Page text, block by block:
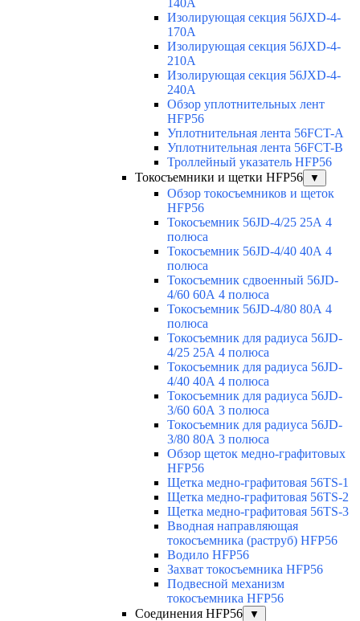
Изолирующая секция 56JXD-4-
170A
Изолирующая секция 56JXD-4-
210A
Изолирующая секция 56JXD-4-
240A
Обзор уплотнительных лент
HFP56
Уплотнительная лента 56FCT-A
Уплотнительная лента 56FCT-B
Троллейный указатель HFP56
Токосъемники и щетки HFP56
▼
Обзор токосъемников и щеток
HFP56
Токосъемник 56JD-4/25 25А 4
полюса
Токосъемник 56JD-4/40 40А 4
полюса
Токосъемник сдвоенный 56JD-
4/60 60А 4 полюса
Токосъемник 56JD-4/80 80А 4
полюса
Токосъемник для радиуса 56JD-
4/25 25А 4 полюса
Токосъемник для радиуса 56JD-
4/40 40А 4 полюса
Токосъемник для радиуса 56JD-
3/60 60А 3 полюса
Токосъемник для радиуса 56JD-
3/80 80А 3 полюса
Обзор щеток медно-графитовых
HFP56
Щетка медно-графитовая 56TS-1
Щетка медно-графитовая 56TS-2
Щетка медно-графитовая 56TS-3
Вводная направляющая
токосъемника (раструб) HFP56
Водило HFP56
Захват токосъемника HFP56
Подвесной механизм
токосъемника HFP56
Соединения HFP56
▼